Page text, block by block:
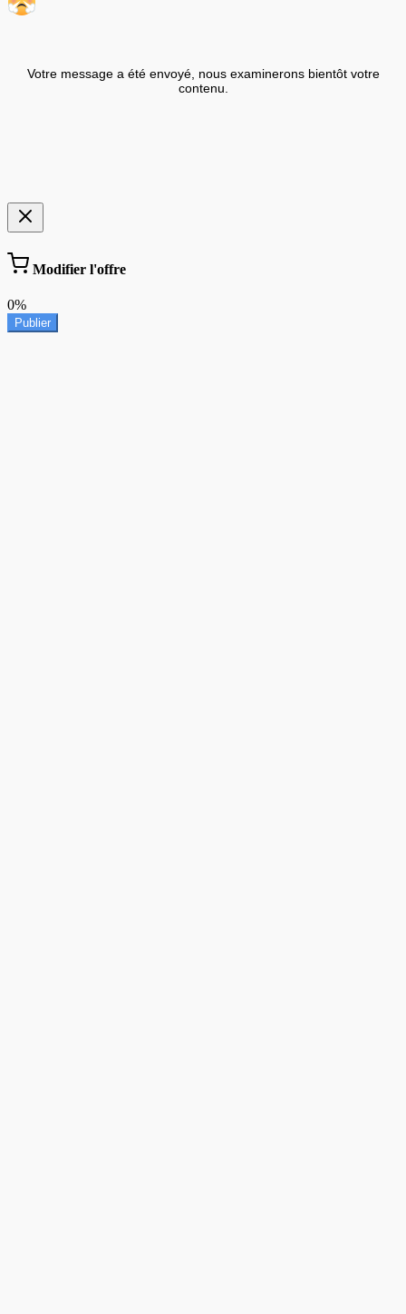
Votre message a été envoyé, nous examinerons bientôt votre
contenu.
Modifier l'offre
0%
Publier